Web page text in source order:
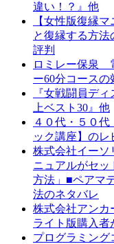
違い！？』他
【女性版復縁
と復縁する方
評判
ロミレー保泉
ー60分コース
『女戦闘員デ
上ベスト30』他
４０代・５０
ック講座】のレ
株式会社イーソ
ニュアルがセッ
方法」■ペアマ
法のネタバレ
株式会社アン
ライト版購入者
プログラミング